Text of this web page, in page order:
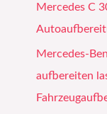
Mercedes C
Mercedes-
aufbereiten